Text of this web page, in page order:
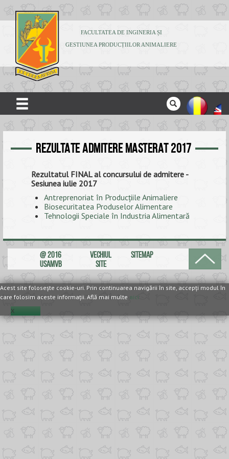
FACULTATEA DE INGINERIA ȘI
GESTIUNEA PRODUCȚIILOR ANIMALIERE
ACASĂ
DESPRE NOI
STUDENȚI
CERCETARE
ANUNȚURI
ALUMNI
EVALUARE
REZULTATE ADMITERE MASTERAT 2017
Rezultatul FINAL al concursului de admitere -
Sesiunea iulie 2017
Antreprenoriat în Producţiile Animaliere
Biosecuritatea Produselor Alimentare
Tehnologii Speciale în Industria Alimentară
@ 2016
USAMVB
VECHIUL
SITE
SITEMAP
Acest site foloseşte cookie-uri. Prin continuarea navigării în site, accepţi modul în
care folosim aceste informaţii. Află mai multe aici
X